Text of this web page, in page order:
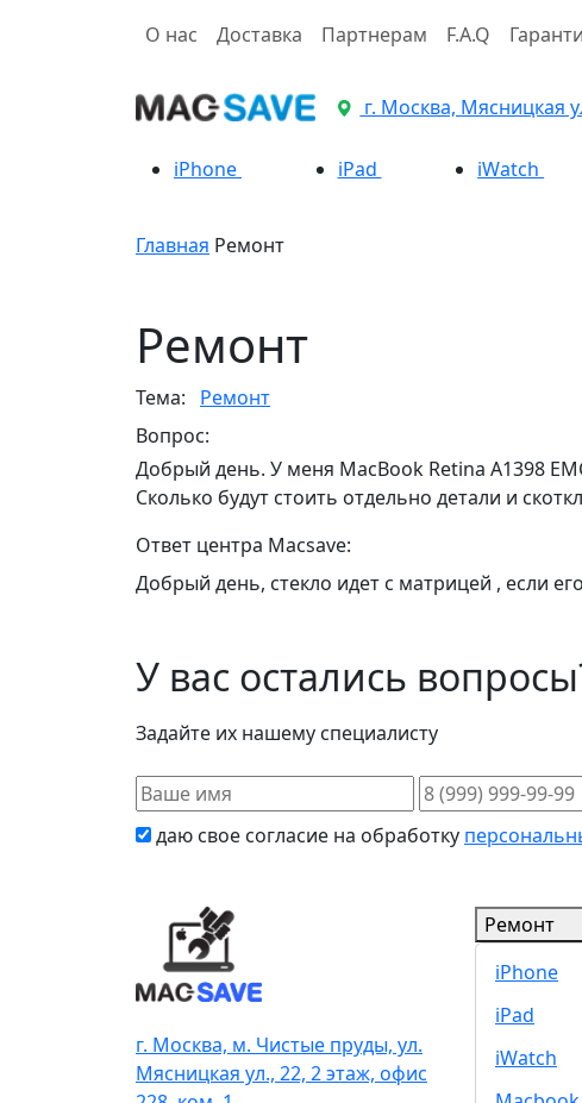
О нас Доставка Партнерам F.A.Q
г. Москва, Мясницкая
iPhone
iPad iWatch
Главная Ремонт
Ремонт
Тема: Ремонт
Вопрос:
Добрый день. У меня MacBook Retina A1398
Сколько будут стоить отдельно детали и
Ответ центра Macsave:
Добрый день, стекло идет с матрицей , если
У вас остались
Задайте их нашему специалисту
даю свое согласие на обработку
г. Москва, м. Чистые пруды, ул.
Мясницкая ул., 22, 2 этаж, офис
Ремонт
iPhone
iPad
iWatch